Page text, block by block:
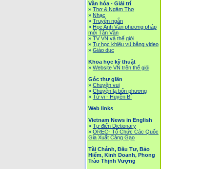
Văn hóa - Giải trí
» Thơ & Ngâm Thơ
» Nhạc
» Truyện ngắn
» Học Anh Văn phương pháp
mới Tân Văn
» TV VN và thế giới
» Tự học khiêu vũ bằng video
» Giáo dục
Khoa học kỹ thuật
» Website VN trên thế giói
Góc thư giãn
» Chuyện vui
» Chuyện lạ bốn phương
» Tử vi - Huyền Bí
Web links
Vietnam News in English
» Tự điển Dictionary
» OREC- Tố Chức Các Quốc
Gia Xuất Cảng Gạo
Tài Chánh, Đầu Tư, Bảo
Hiểm, Kinh Doanh, Phong
Trào Thịnh Vượng